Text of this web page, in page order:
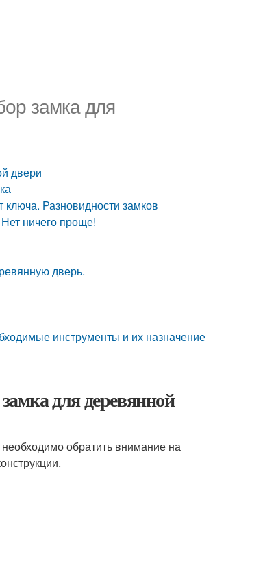
замка для
двери
ключа. Разновидности замков
ничего проще!
дверь.
инструменты и их назначение
для деревянной
обратить внимание на